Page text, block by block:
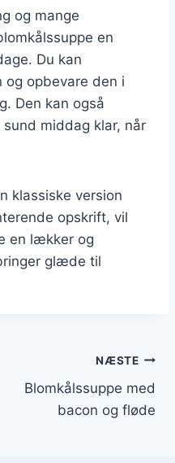
og mange
en
Du kan
opbevare den i
Den kan også
middag klar, når
klassiske version
opskrift, vil
en lækker og
glæde til
NÆSTE
Blomkålssuppe med
bacon og fløde